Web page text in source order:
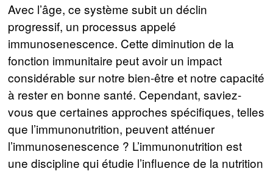
Avec l’âge, ce système subit un déclin
progressif, un processus appelé
immunosenescence. Cette diminution de la
fonction immunitaire peut avoir un impact
considérable sur notre bien-être et notre capacité
à rester en bonne santé. Cependant, saviez-
vous que certaines approches spécifiques, telles
que l’immunonutrition, peuvent atténuer
l’immunosenescence ? L’immunonutrition est
une discipline qui étudie l’influence de la nutrition